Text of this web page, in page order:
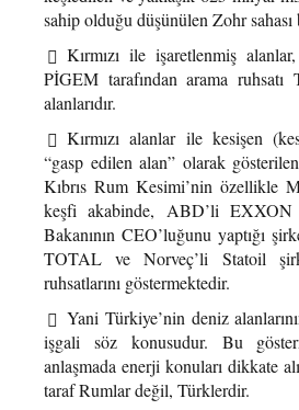
sahip olduğu düşünülen Zohr sahası
Kırmızı ile işaretlenmiş
PİGEM tarafından arama ruhsatı
alanlarıdır.
Kırmızı alanlar ile kesişen
“gasp edilen alan” olarak
Kıbrıs Rum Kesimi’nin özellikle
keşfi akabinde, ABD’li
Bakanının CEO’luğunu yaptığı
TOTAL ve Norveç’li Statoil
ruhsatlarını göstermektedir.
Yani Türkiye’nin deniz
işgali söz konusudur. Bu
anlaşmada enerji konuları dikkate
taraf Rumlar değil, Türklerdir.